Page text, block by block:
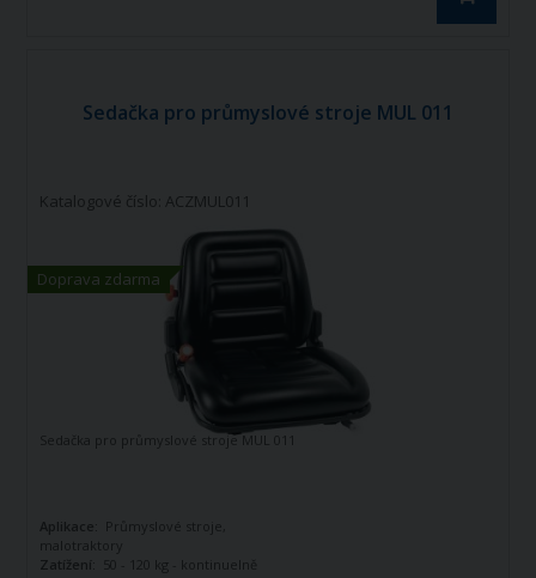
Sedačka pro průmyslové stroje MUL 011
Doprava zdarma
Katalogové číslo: ACZMUL011
Sedačka pro průmyslové stroje MUL 011
Aplikace: Průmyslové stroje,
malotraktory
Zatížení:
50 - 120 kg - kontinuelně